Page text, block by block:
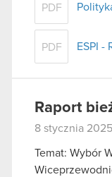
PDF
PDF ESPI -
Raport
8 stycznia 2025
Temat: Wybór